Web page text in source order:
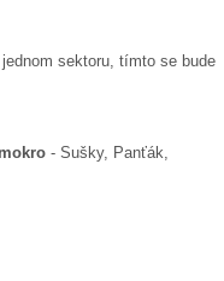
sektoru, tímto se bude
mokro - Sušky, Panťák,